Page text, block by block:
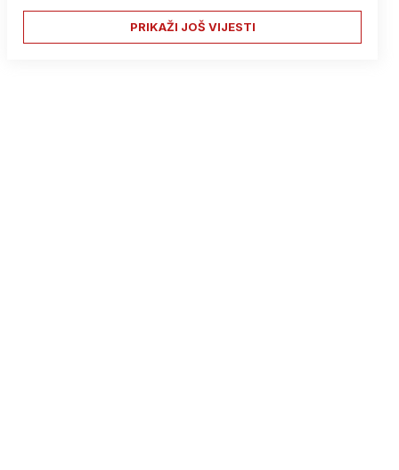
PRIKAŽI JOŠ VIJESTI